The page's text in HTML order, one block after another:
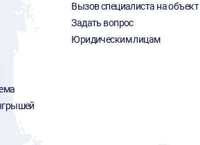
Вызов специалиста на объект
Задать вопрос
Юридическим лицам